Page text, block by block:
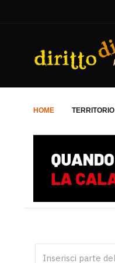
HOME TERRITORIO